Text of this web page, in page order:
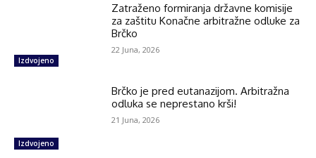
Izdvojeno
Zatraženo formiranja državne komisije
za zaštitu Konačne arbitražne odluke za
Brčko
22 Juna, 2026
Izdvojeno
Brčko je pred eutanazijom. Arbitražna
odluka se neprestano krši!
21 Juna, 2026